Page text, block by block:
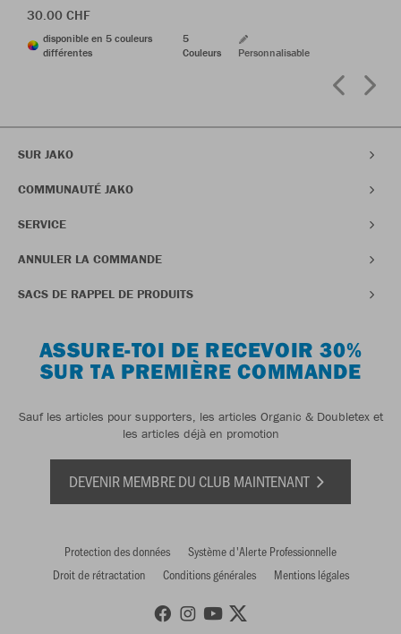
30.00 CHF
disponible en 5 couleurs
différentes
5
Couleurs
Personnalisable
SUR JAKO
COMMUNAUTÉ JAKO
SERVICE
ANNULER LA COMMANDE
SACS DE RAPPEL DE PRODUITS
ASSURE-TOI DE RECEVOIR 30%
SUR TA PREMIÈRE COMMANDE
Sauf les articles pour supporters, les articles Organic & Doubletex et
les articles déjà en promotion
DEVENIR MEMBRE DU CLUB MAINTENANT
Protection des données
Système d'Alerte Professionnelle
Droit de rétractation
Conditions générales Mentions légales